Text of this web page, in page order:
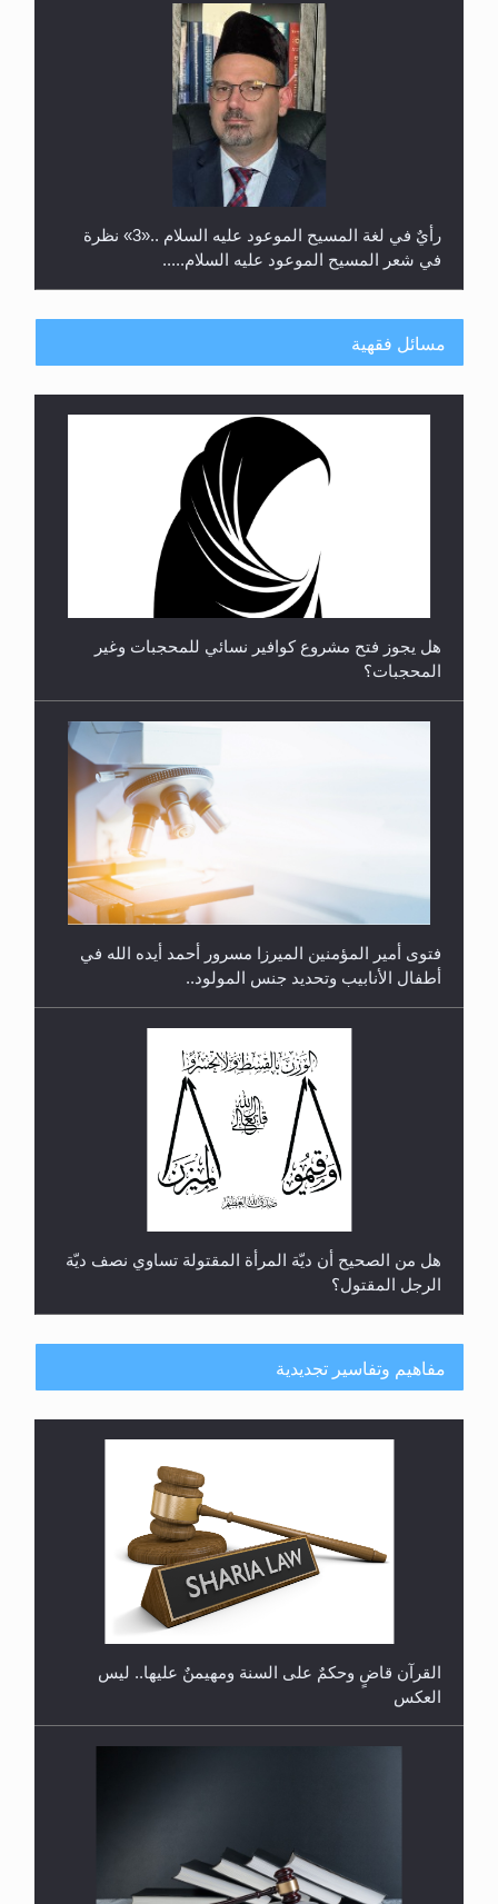
رأيٌ في لغة المسيح الموعود عليه السلام ..«3» نظرة
في شعر المسيح الموعود عليه السلام.....
**الحصن الحصين من وساوس المعارضين ...**...
مسائل فقهية
هل يجوز فتح مشروع كوافير نسائي للمحجبات وغير
المحجبات؟
فتوى أمير المؤمنين الميرزا مسرور أحمد أيده الله في
أطفال الأنابيب وتحديد جنس المولود..
هل من الصحيح أن ديّة المرأة المقتولة تساوي نصف ديّة
الرجل المقتول؟
هل تعتبر الأشفار الاصطناعية (الرموش الاصطناعية)
والأظافر البلاستيكية وطلاء الأظافر حاجبا للوضوء وهل
هل يُحسب حول الزكاة وفق السنة الميلادية أو الهجرية؟
مفاهيم وتفاسير تجديدية
القرآن قاضٍ وحكمٌ على السنة ومهيمنٌ عليها.. ليس
العكس